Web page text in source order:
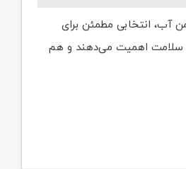
آب، انتخابی مطمئن برای
سلامت اهمیت می‌دهند و هم